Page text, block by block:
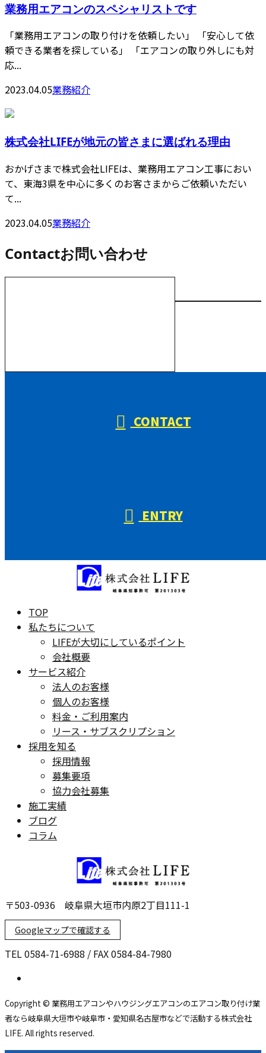
業務用エアコンのスペシャリストです
「業務用エアコンの取り付けを依頼したい」 「安心して依
頼できる業者を探している」 「エアコンの取り外しにも対
応...
2023.04.05業務紹介
株式会社LIFEが地元の皆さまに選ばれる理由
おかげさまで株式会社LIFEは、業務用エアコン工事におい
て、東海3県を中心に多くのお客さまからご依頼いただい
て...
2023.04.05業務紹介
Contactお問い合わせ
CONTACT
ENTRY
TOP
私たちについて
LIFEが大切にしているポイント
会社概要
サービス紹介
法人のお客様
個人のお客様
料金・ご利用案内
リース・サブスクリプション
採用を知る
採用情報
募集要項
協力会社募集
施工実績
ブログ
コラム
〒503-0936 岐阜県大垣市内原2丁目111-1
Googleマップで確認する
TEL 0584-71-6988 / FAX 0584-84-7980
Copyright © 業務用エアコンやハウジングエアコンのエアコン取り付け業
者なら岐阜県大垣市や岐阜市・愛知県名古屋市などで活動する株式会社
LIFE. All rights reserved.